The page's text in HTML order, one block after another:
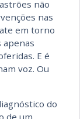
não
nas
em torno
apenas
E é
voz. Ou
do